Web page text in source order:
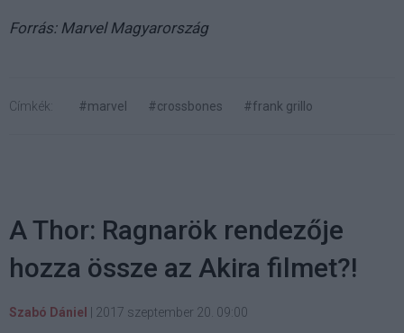
Forrás: Marvel Magyarország
Címkék: #marvel #crossbones #frank grillo
A Thor: Ragnarök rendezője
hozza össze az Akira filmet?!
Szabó Dániel 2017 szeptember 20. 09:00